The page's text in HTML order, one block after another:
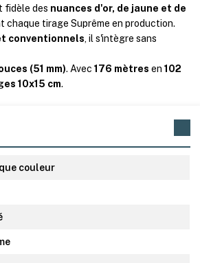
fidèle des nuances d'or, de jaune et de
chaque tirage Suprême en production.
conventionnels, il s'intègre sans
(51 mm). Avec176 mètres en102
10x15 cm.
couleur